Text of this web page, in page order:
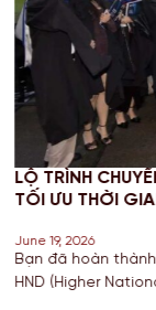
UP DEGREE: GIẢI
TẠI ANH QUỐC
Cao đẳng hoặc sở
đang tìm kiếm